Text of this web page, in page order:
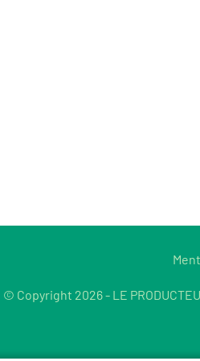
© Copyright 2026 - LE